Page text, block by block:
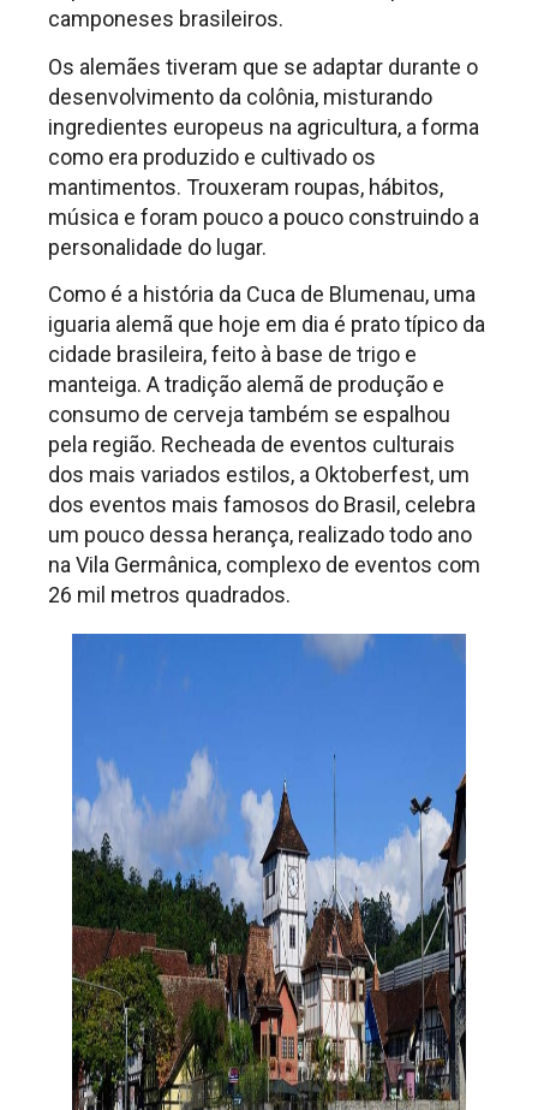
camponeses brasileiros.
Os alemães tiveram que se adaptar durante o
desenvolvimento da colônia, misturando
ingredientes europeus na agricultura, a forma
como era produzido e cultivado os
mantimentos. Trouxeram roupas, hábitos,
música e foram pouco a pouco construindo a
personalidade do lugar.
Como é a história da Cuca de Blumenau, uma
iguaria alemã que hoje em dia é prato típico da
cidade brasileira, feito à base de trigo e
manteiga. A tradição alemã de produção e
consumo de cerveja também se espalhou
pela região. Recheada de eventos culturais
dos mais variados estilos, a Oktoberfest, um
dos eventos mais famosos do Brasil, celebra
um pouco dessa herança, realizado todo ano
na Vila Germânica, complexo de eventos com
26 mil metros quadrados.